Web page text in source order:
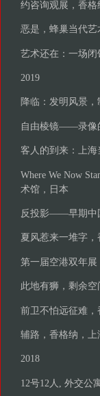
约咨询观展，香格
恶是，蜂巢当代艺
艺术还在：一场
2019
降临：发明风景
自由棱镜——录像
客人的到来：上
Where We Now
术馆，日本
反投影——早期中
夏风惹来一堆字
第一届空港双年展
此地有狮，剩余空
前卫不怕远征难
辅路，香格纳，上
2018
12号12人, 外交公